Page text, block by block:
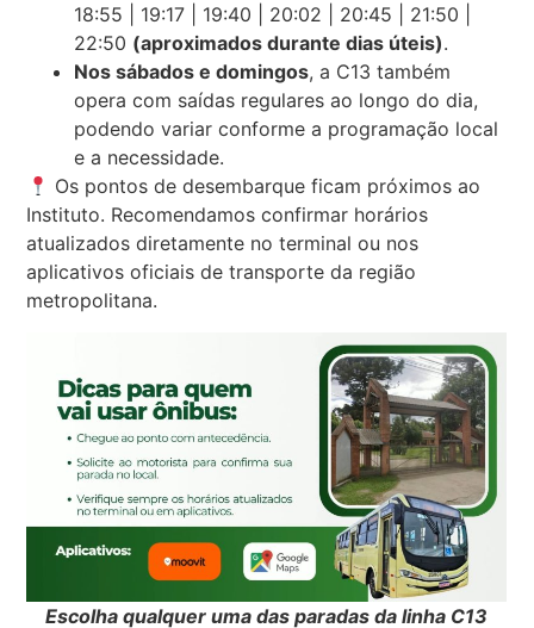
18:55 | 19:17 | 19:40 | 20:02 | 20:45 | 21:50 |
22:50 (aproximados durante dias úteis).
Nos sábados e domingos, a C13 também
opera com saídas regulares ao longo do dia,
podendo variar conforme a programação local
e a necessidade.
Os pontos de desembarque ficam próximos ao
Instituto. Recomendamos confirmar horários
atualizados diretamente no terminal ou nos
aplicativos oficiais de transporte da região
metropolitana.
Escolha qualquer uma das paradas da linha C13